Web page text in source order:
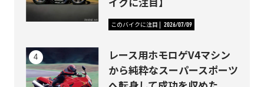
このバイクに注目 2026/07/09
レース用ホモロゲV4マシン
から純粋なスーパースポーツ